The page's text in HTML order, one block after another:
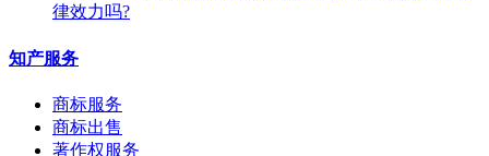
律效力吗?
知产服务
商标服务
商标出售
著作权服务